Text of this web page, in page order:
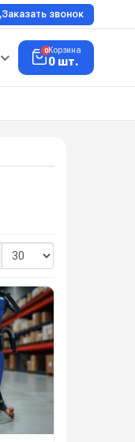
Заказать звонок
0Корзина
0 шт.